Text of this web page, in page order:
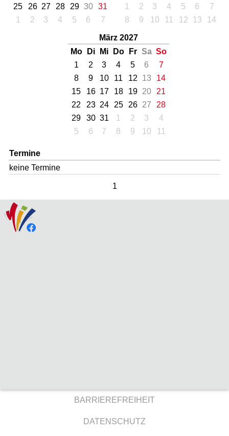
25
26 27 28 29 30
31
1
2 3 4 5 6 7
1
2 3 4 5 6
7
8
9 10 11 12 13 14
März 2027
Mo
Di Mi Do Fr Sa So
1
2 3 4 5 6
7
8
9 10 11 12 13
14
15
16 17 18 19 20
21
22
23 24 25 26 27
28
29
30 31 1 2 3
4
5
6 7 8 9 10 11
Termine
keine Termine
1
BARRIEREFREIHEIT
DATENSCHUTZ